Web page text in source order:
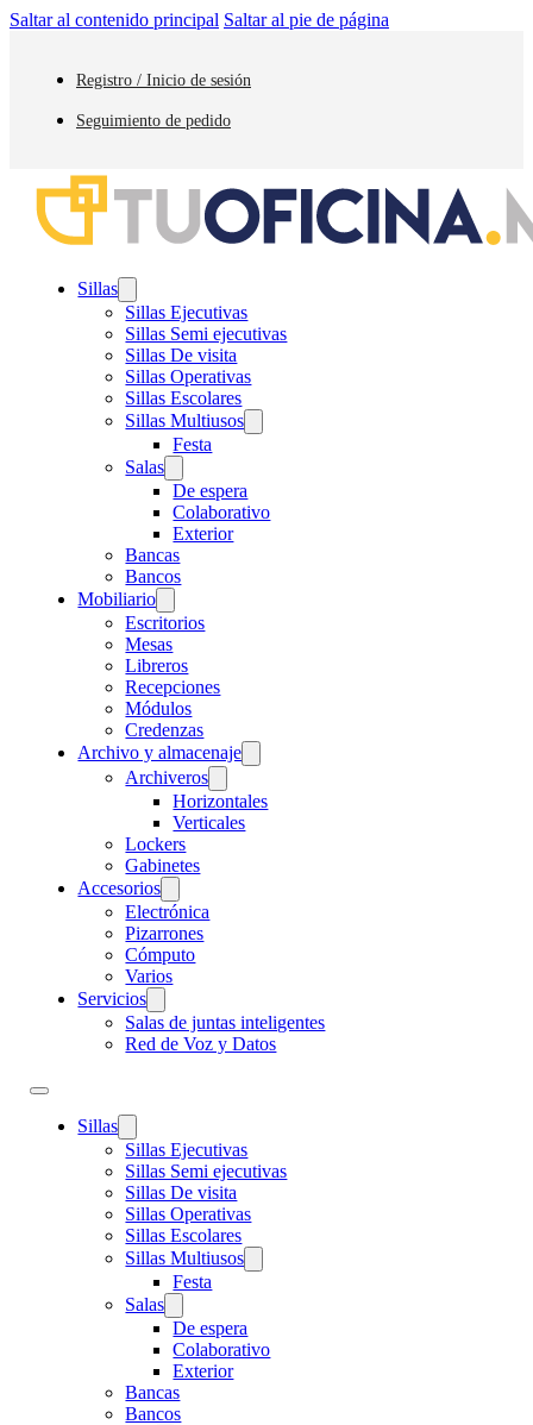
Saltar al contenido principal Saltar al pie de página
Registro / Inicio de sesión
Seguimiento de pedido
Sillas
Sillas Ejecutivas
Sillas Semi ejecutivas
Sillas De visita
Sillas Operativas
Sillas Escolares
Sillas Multiusos
Festa
Salas
De espera
Colaborativo
Exterior
Bancas
Bancos
Mobiliario
Escritorios
Mesas
Libreros
Recepciones
Módulos
Credenzas
Archivo y almacenaje
Archiveros
Horizontales
Verticales
Lockers
Gabinetes
Accesorios
Electrónica
Pizarrones
Cómputo
Varios
Servicios
Salas de juntas inteligentes
Red de Voz y Datos
Sillas
Sillas Ejecutivas
Sillas Semi ejecutivas
Sillas De visita
Sillas Operativas
Sillas Escolares
Sillas Multiusos
Festa
Salas
De espera
Colaborativo
Exterior
Bancas
Bancos